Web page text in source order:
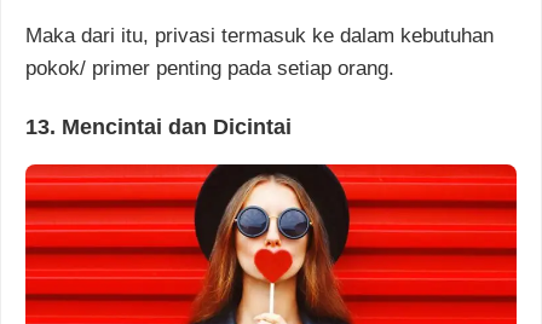
Maka dari itu, privasi termasuk ke dalam kebutuhan
pokok/ primer penting pada setiap orang.
13. Mencintai dan Dicintai